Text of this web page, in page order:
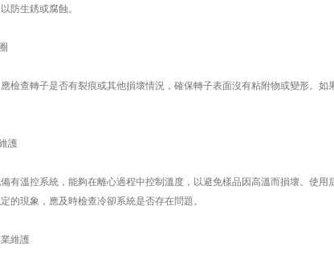
防生銹或腐蝕。
查轉子是否有裂痕或其他損壞情況，確保轉子表面沒有粘附物或變形。如
護
溫控系統，能夠在離心過程中控制溫度，以避免樣品因高溫而損壞。使用
的現象，應及時檢查冷卻系統是否存在問題。
維護